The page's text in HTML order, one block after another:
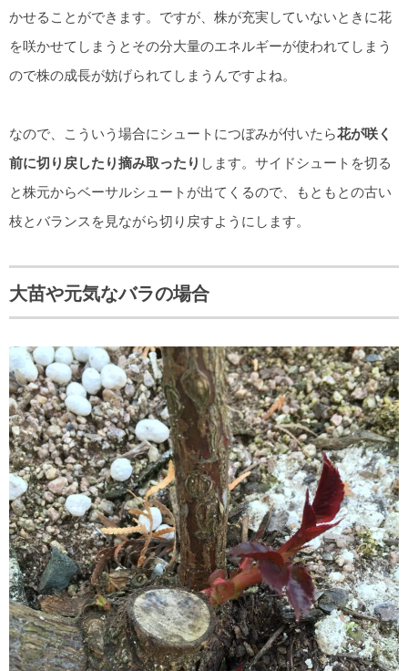
かせることができます。ですが、株が充実していないときに花
を咲かせてしまうとその分大量のエネルギーが使われてしまう
ので株の成長が妨げられてしまうんですよね。
なので、こういう場合にシュートにつぼみが付いたら花が咲く
前に切り戻したり摘み取ったり します。サイドシュートを切る
と株元からベーサルシュートが出てくるので、もともとの古い
枝とバランスを見ながら切り戻すようにします。
大苗や元気なバラの場合